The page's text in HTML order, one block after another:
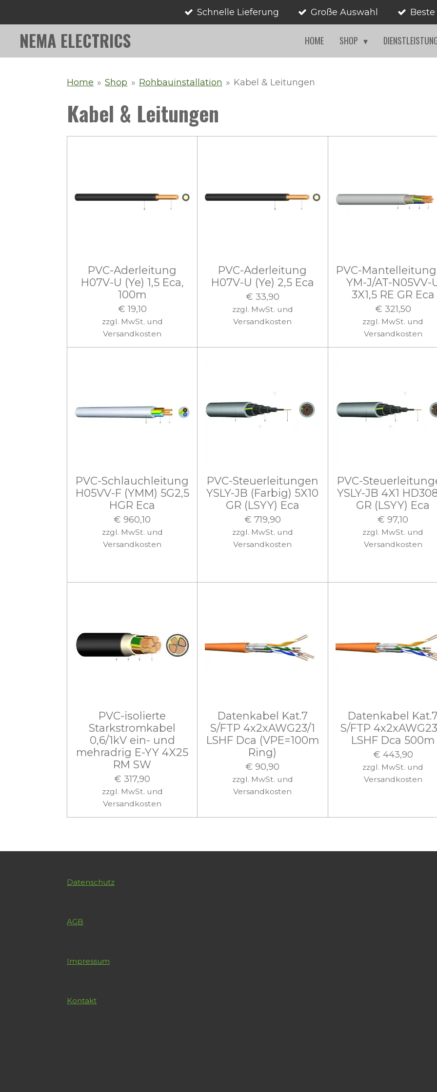
springen
Schnelle Lieferung Große Auswahl
NEMA ELECTRICS HOME SHOP
Home » Shop » Rohbauinstallation » Kabel & Leitungen
Kabel & Leitungen
PVC-Aderleitung
H07V-U (Ye) 1,5 Eca,
100m
€ 19,10
zzgl. MwSt. und
Versandkosten
PVC-Aderleitung
H07V-U (Ye) 2,5 Eca
€ 33,90
zzgl. MwSt. und
Versandkosten
PVC-
YM-J/AT-N05VV-
3X1,5 RE GR Eca
€ 321,50
zzgl. MwSt. und
Versandkosten
PVC-Schlauchleitung
H05VV-F (YMM) 5G2,5
HGR Eca
€ 960,10
zzgl. MwSt. und
Versandkosten
PVC-Steuerleitungen
YSLY-JB (Farbig) 5X10
GR (LSYY) Eca
€ 719,90
zzgl. MwSt. und
Versandkosten
PVC-
YSLY-JB 4X1
GR (LSYY) Eca
€ 97,10
zzgl. MwSt. und
Versandkosten
PVC-isolierte
Starkstromkabel
0,6/1kV ein- und
mehradrig E-YY 4X25
RM SW
€ 317,90
zzgl. MwSt. und
Versandkosten
Datenkabel Kat.7
S/FTP 4x2xAWG23/1
LSHF Dca (VPE=100m
Ring)
€ 90,90
zzgl. MwSt. und
Versandkosten
Datenkabel
S/FTP
LSHF Dca 500m
€ 443,90
zzgl. MwSt. und
Versandkosten
Datenschutz
AGB
Impressum
Kontakt